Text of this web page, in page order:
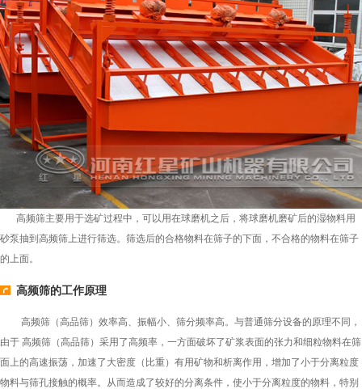
高频筛主要用于选矿过程中，可以用在球磨机之后，将球磨机磨矿后的湿物料用
砂泵抽到高频筛上进行筛选。筛选后的合格物料在筛子的下面，不合格的物料在筛子
的上面。
高频筛的工作原理
高频筛（高品筛）效率高、振幅小、筛分频率高。与普通筛分设备的原理不同，
由于 高频筛（高品筛）采用了高频率，一方面破坏了矿浆表面的张力和细粒物料在筛
面上的高速振荡，加速了大密度（比重）有用矿物和析离作用，增加了小于分离粒度
物料与筛孔接触的概率。从而造成了较好的分离条件，使小于分离粒度的物料，特别